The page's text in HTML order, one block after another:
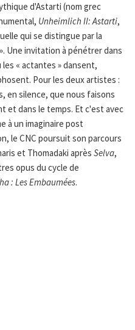
d'Astarti (nom grec
Unheimlich II: Astarti,
qui se distingue par la
Une invitation à pénétrer dans
« actantes » dansent,
Pour les deux artistes :
en silence, que nous faisons
et dans le temps. Et c'est avec
à un imaginaire post
le CNC poursuit son parcours
et Thomadaki après Selva,
opus du cycle de
: Les Embaumées.